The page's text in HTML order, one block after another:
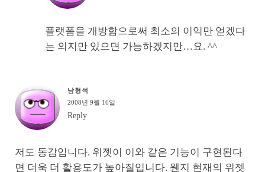
플랫폼을 개방함으로써 최소의 이익만 얻겠다
는 의지만 있으면 가능하겠지만…요. ^^
남형석
2008년 9월 16일
Reply
저도 동감입니다. 위젯이 이와 같은 기능이 구현된다
면 더욱 더 활용도가 높아질입니다. 웬지 현재의 위젯